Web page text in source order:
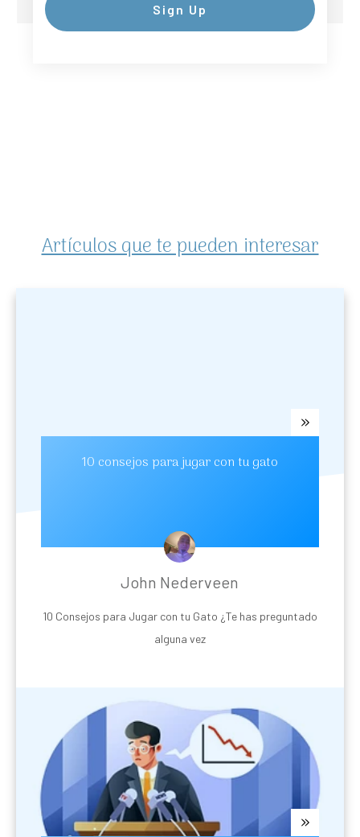
Sign Up
Artículos que te pueden interesar
10 consejos para jugar con tu gato
John Nederveen
10 Consejos para Jugar con tu Gato ¿Te has preguntado
alguna vez